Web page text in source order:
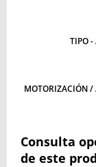
TIPO -
MOTORIZACIÓN /
Consulta
de este